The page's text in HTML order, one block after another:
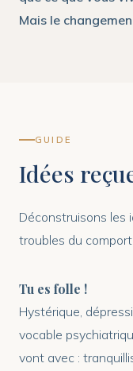
Mais le
GUIDE
Idées
Déconstruisons les
troubles du
Tu es folle !
Hystérique,
vocable
vont avec :